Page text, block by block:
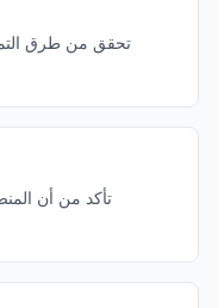
تحقق من طرق
تأكد من أن